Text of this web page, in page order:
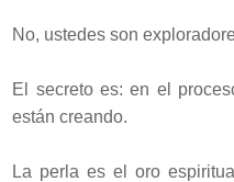
No, ustedes son
El secreto es: en el
están creando.
La perla es el oro